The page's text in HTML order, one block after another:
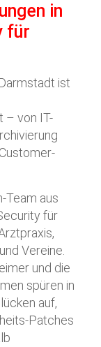
in
für
ist
– von IT-
Team aus
für
Vereine.
und die
spüren in
auf,
Patches